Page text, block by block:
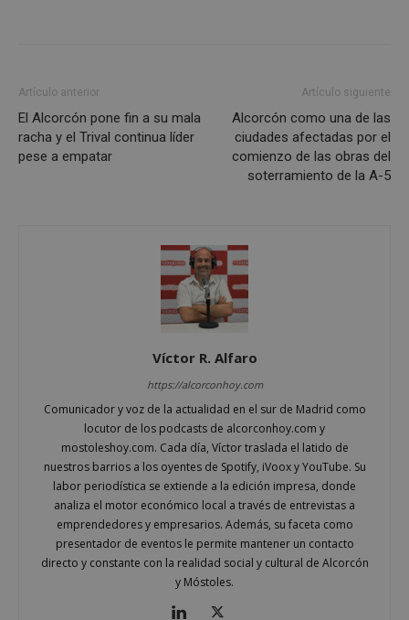
Artículo anterior
El Alcorcón pone fin a su mala
racha y el Trival continua líder
pese a empatar
Artículo siguiente
Alcorcón como una de las
ciudades afectadas por el
comienzo de las obras del
soterramiento de la A-5
Víctor R. Alfaro
https://alcorconhoy.com
Comunicador y voz de la actualidad en el sur de Madrid como
locutor de los podcasts de alcorconhoy.com y
mostoleshoy.com. Cada día, Víctor traslada el latido de
nuestros barrios a los oyentes de Spotify, iVoox y YouTube. Su
labor periodística se extiende a la edición impresa, donde
analiza el motor económico local a través de entrevistas a
emprendedores y empresarios. Además, su faceta como
presentador de eventos le permite mantener un contacto
directo y constante con la realidad social y cultural de Alcorcón
y Móstoles.
Cookies de
Cookies no clasificadas
Cookies estrictamente necesarias
Cookies de rendimiento
Cookies de preferencias
Cookies de funcionalidad
Cookies no clasificadas
Las cookies estrictamente necesarias permiten la
funcionalidad principal del sitio web, como el
inicio de sesión de usuario y la gestión de cuentas.
El sitio web no se puede utilizar correctamente sin
las cookies estrictamente necesarias.
Proveedor/
Dominio
PHPSESSID
PHP.net
Sesión